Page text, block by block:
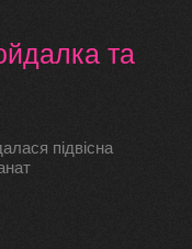
та
підвісна